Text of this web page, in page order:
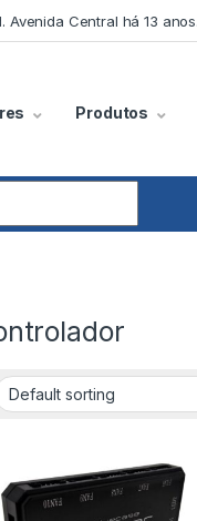
Avenida Central há 13 anos.
Produtos